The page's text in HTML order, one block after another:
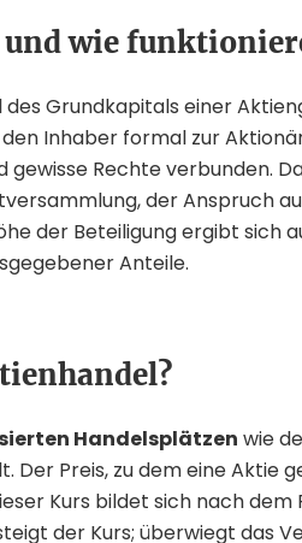
wie
des Grundkapitals einer
Inhaber formal zur
gewisse Rechte verbunden.
der Anspruch
der Beteiligung ergibt sich
Anteile.
Handelsplätzen wie
Der Preis, zu dem eine Aktie
Kurs bildet sich nach
der Kurs; überwiegt das